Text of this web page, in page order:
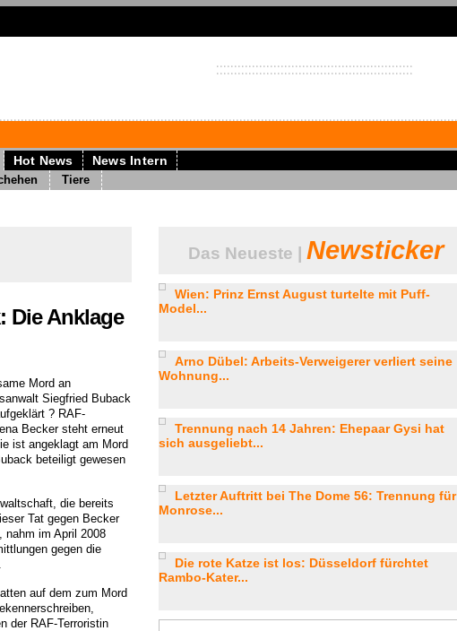
Hot News News Intern
Tiere
Die Anklage
Mord an
Siegfried Buback
? RAF-
Becker steht erneut
ist angeklagt am Mord
beteiligt gewesen
die bereits
Tat gegen Becker
nahm im April 2008
gegen die
auf dem zum Mord
der RAF-Terroristin
Das Neueste | Newsticker
Wien: Prinz Ernst August turtelte mit Puff-
Model...
Arno Dübel: Arbeits-Verweigerer verliert seine
Wohnung...
Trennung nach 14 Jahren: Ehepaar Gysi hat
sich ausgeliebt...
Letzter Auftritt bei The Dome 56: Trennung für
Monrose...
Die rote Katze ist los: Düsseldorf fürchtet
Rambo-Kater...